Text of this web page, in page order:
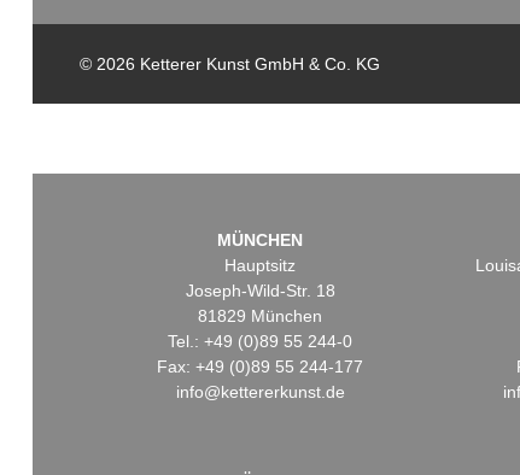
© 2026 Ketterer Kunst GmbH & Co. KG
MÜNCHEN
Hauptsitz
Joseph-Wild-Str. 18
81829 München
Tel.: +49 (0)89 55 244-0
Fax: +49 (0)89 55 244-177
info@kettererkunst.de